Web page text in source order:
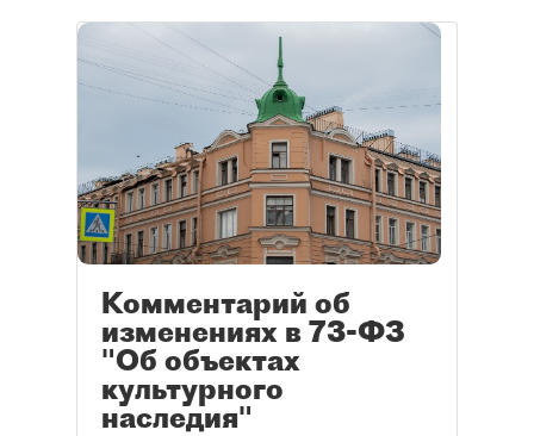
Комментарий об
изменениях в 73-ФЗ
"Об объектах
культурного
наследия"